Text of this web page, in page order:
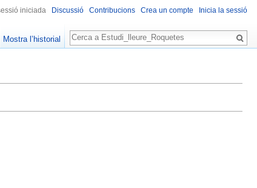
iniciada Discussió Contribucions Crea un compte Inicia la sessió
Mostra l’historial
Cerca